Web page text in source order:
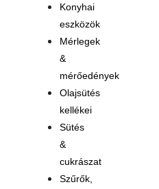
Konyhai
eszközök
Mérlegek
&
mérőedények
Olajsütés
kellékei
Sütés
&
cukrászat
Szűrők,